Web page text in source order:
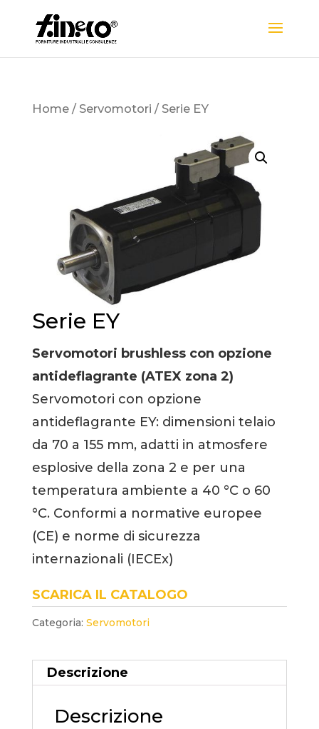
Home/ Servomotori / Serie EY
Serie EY
Servomotori brushless con opzione
antideflagrante (ATEX zona 2)
Servomotori con opzione
antideflagrante EY: dimensioni telaio
da 70 a 155 mm, adatti in atmosfere
esplosive della zona 2 e per una
temperatura ambiente a 40 °C o 60
°C. Conformi a normative europee
(CE) e norme di sicurezza
internazionali (IECEx)
SCARICA IL CATALOGO
Categoria: Servomotori
Descrizione
Descrizione